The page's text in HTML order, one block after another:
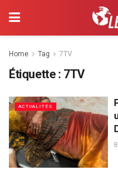
Home Tag 7TV
Étiquette : 7TV
ACTUALITÉS